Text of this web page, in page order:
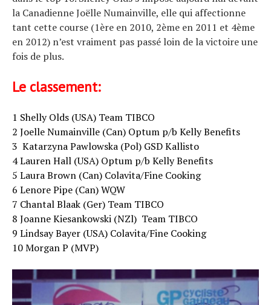
la Canadienne Joëlle Numainville, elle qui affectionne
tant cette course (1ère en 2010, 2ème en 2011 et 4ème
en 2012) n’est vraiment pas passé loin de la victoire une
fois de plus.
Le classement:
1 Shelly Olds (USA) Team TIBCO
2 Joelle Numainville (Can) Optum p/b Kelly Benefits
3 Katarzyna Pawlowska (Pol) GSD Kallisto
4 Lauren Hall (USA) Optum p/b Kelly Benefits
5 Laura Brown (Can) Colavita/Fine Cooking
6 Lenore Pipe (Can) WQW
7 Chantal Blaak (Ger) Team TIBCO
8 Joanne Kiesankowski (NZl) Team TIBCO
9 Lindsay Bayer (USA) Colavita/Fine Cooking
10 Morgan P (MVP)